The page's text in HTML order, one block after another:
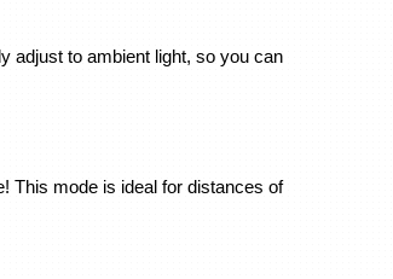
adjust to ambient light, so you can
This mode is ideal for distances of